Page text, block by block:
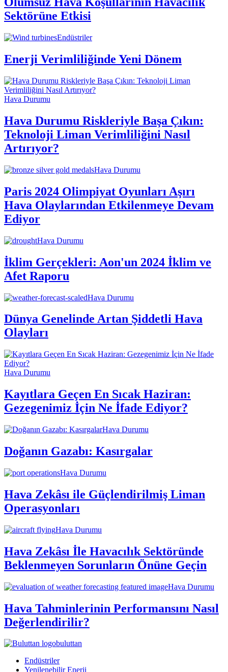
Sektörüne Etkisi
Endüstriler
Enerji Verimliliğinde Yeni Dönem
Hava Durumu
Hava Durumu Riskleriyle Başa Çıkın:
Teknoloji Liman Verimliliğini Nasıl
Artırıyor?
Hava Durumu
Paris 2024 Olimpiyat Oyunları Aşırı
Hava Olaylarından Etkilenmeye Devam
Ediyor
Hava Durumu
İklim Gerçekleri: Aon'un 2024 İklim ve
Afet Raporu
Hava Durumu
Dünya Genelinde Artan Şiddetli Hava
Olayları
Hava Durumu
Kayıtlara Geçen En Sıcak Haziran:
Gezegenimiz İçin Ne İfade Ediyor?
Hava Durumu
Doğanın Gazabı: Kasırgalar
Hava Durumu
Hava Zekâsı ile Güçlendirilmiş Liman
Operasyonları
Hava Durumu
Hava Zekâsı İle Havacılık Sektöründe
Beklenmeyen Sorunların Önüne Geçin
Hava Durumu
Hava Tahminlerinin Performansını Nasıl
Değerlendirilir?
buluttan
Endüstriler
Yenilenebilir Enerji